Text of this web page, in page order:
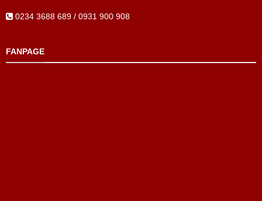
0234 3688 689 / 0931 900 908
FANPAGE